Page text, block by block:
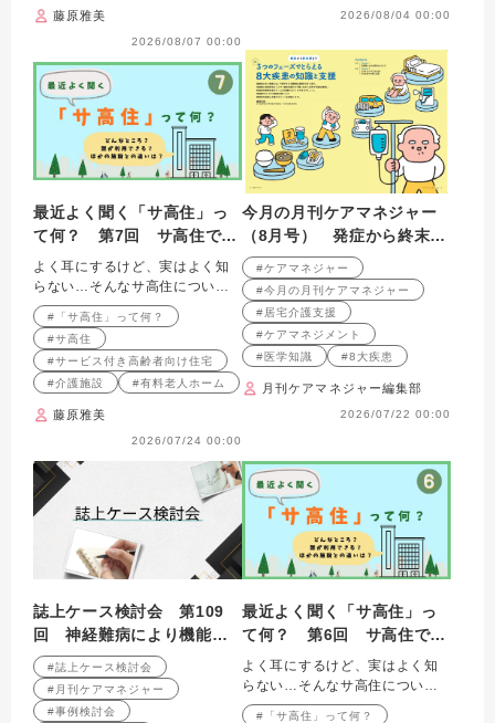
藤原雅美
2026/08/07 00:00
2026/08/04 00:00
最近よく聞く「サ高住」っ
て何？ 第7回 サ高住で働
く介護職
よく耳にするけど、実はよく知
らない…そんなサ高住について
解説します
#「サ高住」って何？
#サ高住
#サービス付き高齢者向け住宅
#介護施設
#有料老人ホーム
藤原雅美
2026/07/24 00:00
今月の月刊ケアマネジャー
（8月号） 発症から終末期
まで 3つのフェーズでとら
える 8大疾患の知識と支援
#ケアマネジャー
#今月の月刊ケアマネジャー
#居宅介護支援
#ケアマネジメント
#医学知識
#8大疾患
月刊ケアマネジャー編集部
2026/07/22 00:00
誌上ケース検討会 第109
回 神経難病により機能低
下が進行している利用者へ
の支援 （2009年7月号掲
載）
#誌上ケース検討会
#月刊ケアマネジャー
#事例検討会
最近よく聞く「サ高住」っ
て何？ 第6回 サ高住で働
く介護職
よく耳にするけど、実はよく知
らない…そんなサ高住について
解説します
#「サ高住」って何？